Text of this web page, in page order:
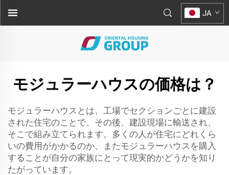
JA
モジュラーハウスの価格は？
モジュラーハウスとは、工場でセクションごとに建設
された住宅のことで、その後、建設現場に輸送され、
そこで組み立てられます。多くの人が住宅にどれくら
いの費用がかかるのか、またモジュラーハウスを購入
することが自分の家族にとって現実的かどうかを知り
たがっています。